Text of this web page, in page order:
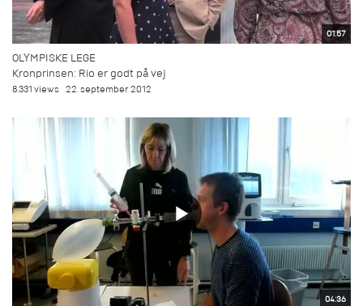
01:57
OLYMPISKE LEGE
Kronprinsen: Rio er godt på vej
8.331 views 22. september 2012
04:36